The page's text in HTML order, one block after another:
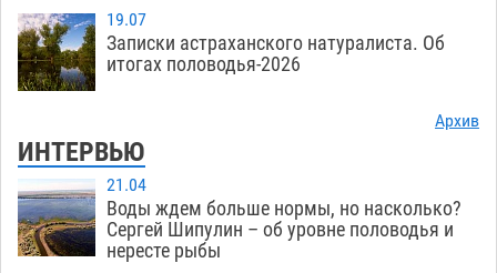
19.07
Записки астраханского натуралиста. Об
итогах половодья-2026
Архив
ИНТЕРВЬЮ
21.04
Воды ждем больше нормы, но насколько?
Сергей Шипулин – об уровне половодья и
нересте рыбы